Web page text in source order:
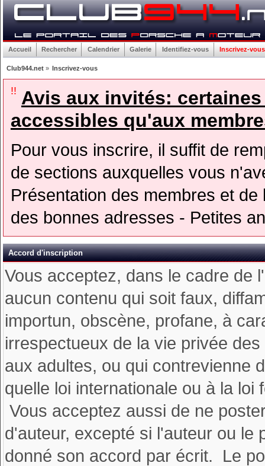
Accueil Rechercher Calendrier Galerie Identifiez-vous Inscrivez-vous
Club944.net» Inscrivez-vous
!! Avis aux invités:
accessibles qu'aux
Pour vous inscrire, il suffit de
de sections auxquelles vous
Présentation des membres et
des bonnes adresses - Petites
Accord d'inscription
Vous acceptez, dans le cadre de
aucun contenu qui soit faux,
importun, obscène, profane, à
irrespectueux de la vie privée
aux adultes, ou qui contrevienne
quelle loi internationale ou à la
Vous acceptez aussi de ne
d'auteur, excepté si l'auteur ou le
donné son accord par écrit. Le